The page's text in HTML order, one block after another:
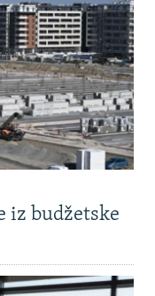
iz budžetske